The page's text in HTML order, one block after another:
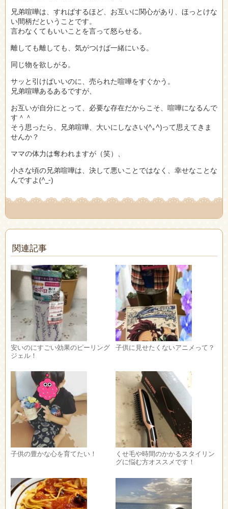
兄弟喧嘩は、すればするほど、お互いに関心があり、ほっとけな
い間柄だということです。
言わなくてもいいことを言って怒らせる。
離しても離しても、気がつけば一緒にいる。
同じ物を欲しがる。
サッと引けばいいのに、売られた喧嘩をすぐかう。
兄弟喧嘩あるあるですが、
お互いが自分にとって、必要な存在だからこそ、喧嘩になるんで
す＾＾
そう思ったら、兄弟喧嘩、大いにしなさい(^｡^)って思えてきま
せんか？
ママの体力は奪われますが（笑）、
小さな頃の兄弟喧嘩は、決して悪いことではなく、幸せなことな
んですよ(^_-)
関連記事
安いのにすごい効果のピーリング
ジェル！
子供に見せたくないアニメって？
子供の豊かな心を育てたい！
くせ毛や時間のかかるスタイリン
グに悩む方オススメです！